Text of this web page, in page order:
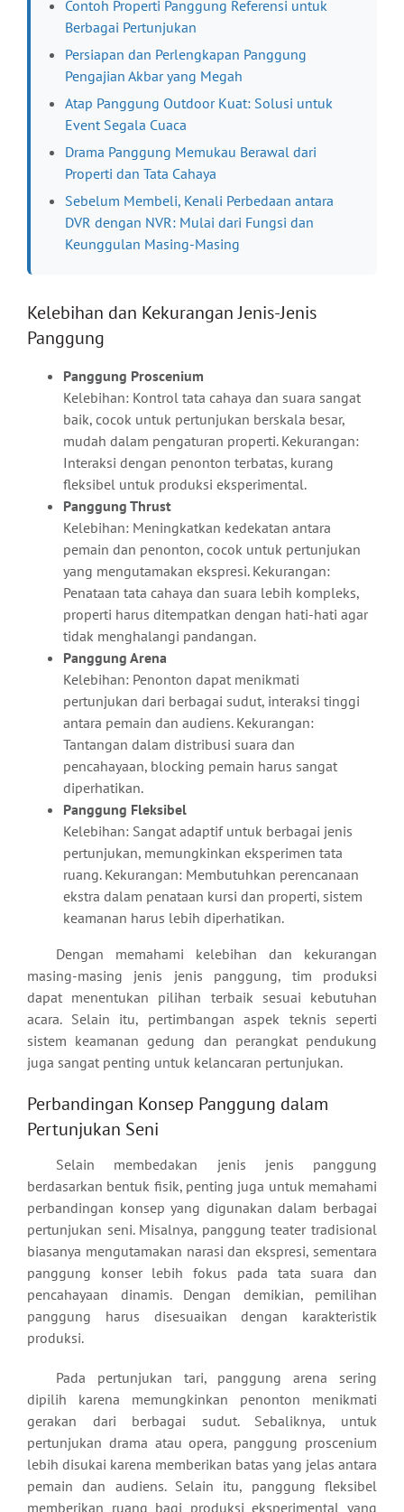
Contoh Properti Panggung Referensi untuk
Berbagai Pertunjukan
Persiapan dan Perlengkapan Panggung
Pengajian Akbar yang Megah
Atap Panggung Outdoor Kuat: Solusi untuk
Event Segala Cuaca
Drama Panggung Memukau Berawal dari
Properti dan Tata Cahaya
Sebelum Membeli, Kenali Perbedaan antara
DVR dengan NVR: Mulai dari Fungsi dan
Keunggulan Masing-Masing
Kelebihan dan Kekurangan Jenis-Jenis
Panggung
Panggung Proscenium
Kelebihan: Kontrol tata cahaya dan suara sangat
baik, cocok untuk pertunjukan berskala besar,
mudah dalam pengaturan properti. Kekurangan:
Interaksi dengan penonton terbatas, kurang
fleksibel untuk produksi eksperimental.
Panggung Thrust
Kelebihan: Meningkatkan kedekatan antara
pemain dan penonton, cocok untuk pertunjukan
yang mengutamakan ekspresi. Kekurangan:
Penataan tata cahaya dan suara lebih kompleks,
properti harus ditempatkan dengan hati-hati agar
tidak menghalangi pandangan.
Panggung Arena
Kelebihan: Penonton dapat menikmati
pertunjukan dari berbagai sudut, interaksi tinggi
antara pemain dan audiens. Kekurangan:
Tantangan dalam distribusi suara dan
pencahayaan, blocking pemain harus sangat
diperhatikan.
Panggung Fleksibel
Kelebihan: Sangat adaptif untuk berbagai jenis
pertunjukan, memungkinkan eksperimen tata
ruang. Kekurangan: Membutuhkan perencanaan
ekstra dalam penataan kursi dan properti, sistem
keamanan harus lebih diperhatikan.
Dengan memahami kelebihan dan kekurangan
masing-masing jenis jenis panggung, tim produksi
dapat menentukan pilihan terbaik sesuai kebutuhan
acara. Selain itu, pertimbangan aspek teknis seperti
sistem keamanan gedung dan perangkat pendukung
juga sangat penting untuk kelancaran pertunjukan.
Perbandingan Konsep Panggung dalam
Pertunjukan Seni
Selain membedakan jenis jenis panggung
berdasarkan bentuk fisik, penting juga untuk memahami
perbandingan konsep yang digunakan dalam berbagai
pertunjukan seni. Misalnya, panggung teater tradisional
biasanya mengutamakan narasi dan ekspresi, sementara
panggung konser lebih fokus pada tata suara dan
pencahayaan dinamis. Dengan demikian, pemilihan
panggung harus disesuaikan dengan karakteristik
produksi.
Pada pertunjukan tari, panggung arena sering
dipilih karena memungkinkan penonton menikmati
gerakan dari berbagai sudut. Sebaliknya, untuk
pertunjukan drama atau opera, panggung proscenium
lebih disukai karena memberikan batas yang jelas antara
pemain dan audiens. Selain itu, panggung fleksibel
memberikan ruang bagi produksi eksperimental yang